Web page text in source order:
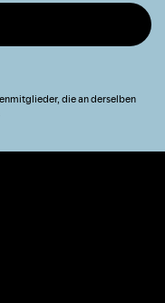
die an derselben